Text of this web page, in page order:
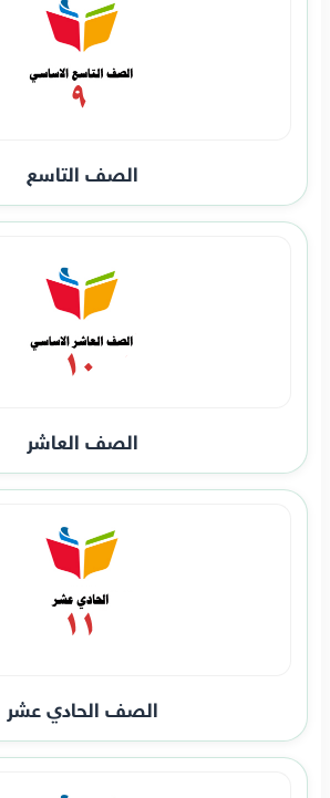
الصف التاسع
الصف العاشر
الصف الحادي عشر